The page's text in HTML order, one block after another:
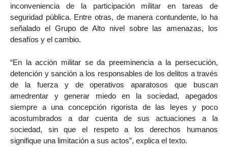
inconveniencia de la participación militar en tareas de
seguridad pública. Entre otras, de manera contundente, lo ha
señalado el Grupo de Alto nivel sobre las amenazas, los
desafíos y el cambio.
“En la acción militar se da preeminencia a la persecución,
detención y sanción a los responsables de los delitos a través
de la fuerza y de operativos aparatosos que buscan
amedrentar y generar miedo en la sociedad, apegados
siempre a una concepción rigorista de las leyes y poco
acostumbrados a dar cuenta de sus actuaciones a la
sociedad, sin que el respeto a los derechos humanos
signifique una limitación a sus actos”, explica el texto.